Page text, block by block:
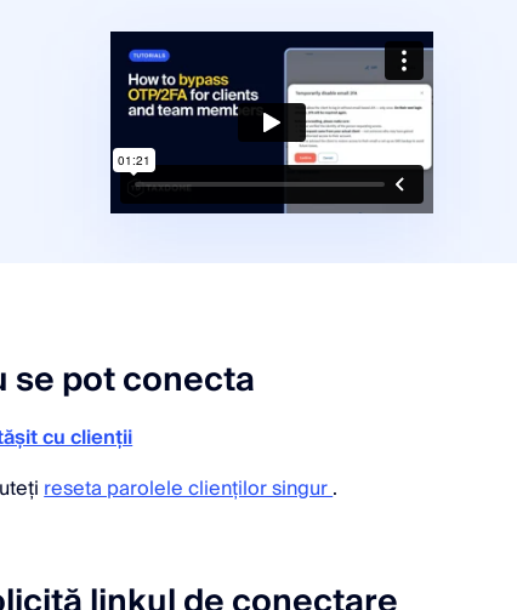
se pot conecta
cu clienții
reseta parolele clienților singur.